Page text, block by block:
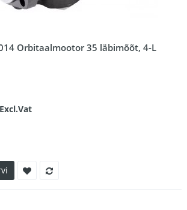
Orbitaalmootor 35 läbimõõt, 4-L